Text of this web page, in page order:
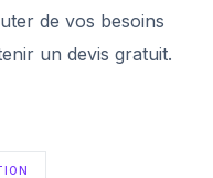
de vos besoins
un devis gratuit.